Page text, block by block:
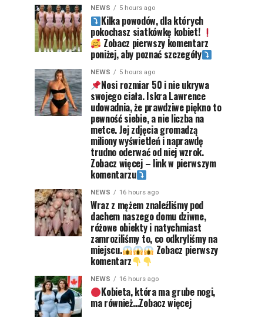
NEWS 5 hours ago
Kilka powodów, dla których
pokochasz siatkówkę kobiet!
Zobacz pierwszy komentarz
poniżej, aby poznać szczegóły
NEWS 5 hours ago
Nosi rozmiar 50 i nie ukrywa
swojego ciała. Iskra Lawrence
udowadnia, że prawdziwe piękno to
pewność siebie, a nie liczba na
metce. Jej zdjęcia gromadzą
miliony wyświetleń i naprawdę
trudno oderwać od niej wzrok.
Zobacz więcej – link w pierwszym
komentarzu
NEWS 16 hours ago
Wraz z mężem znaleźliśmy pod
dachem naszego domu dziwne,
różowe obiekty i natychmiast
zamroziliśmy to, co odkryliśmy na
miejscu. Zobacz pierwszy
komentarz
NEWS 16 hours ago
Kobieta, która ma grube nogi,
ma również…Zobacz więcej